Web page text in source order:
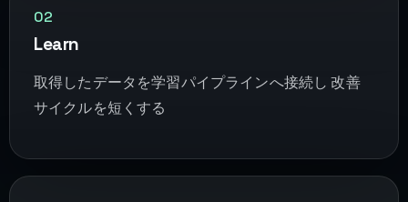
02
Learn
取得したデータを学習パイプラインへ接続し 改善
サイクルを短くする